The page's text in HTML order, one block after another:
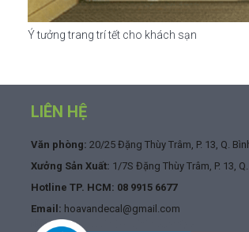
Ý tưởng trang trí tết cho khách sạn
LIÊN HỆ
Văn phòng: 20/25 Đặng Thùy Trâm, P. 13, Q.
Xưởng Sản Xuất: 1/7S Đặng Thùy Trâm, P. 13,
Hotline TP. HCM: 08 9915 6677
Email: hoavandecal@gmail.com